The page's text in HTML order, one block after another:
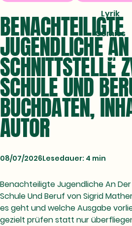
Lyrik
Comics
BENACHTEILIGTE
JUGENDLICHE
SCHNITTSTELLE
SCHULE UND
BUCHDATEN,
AUTOR
08/07/2026Lesedauer: 4 min
Benachteiligte Jugendliche An
Schule Und Beruf von Sigrid
es geht und welche Ausgabe
gezielt prüfen statt nur